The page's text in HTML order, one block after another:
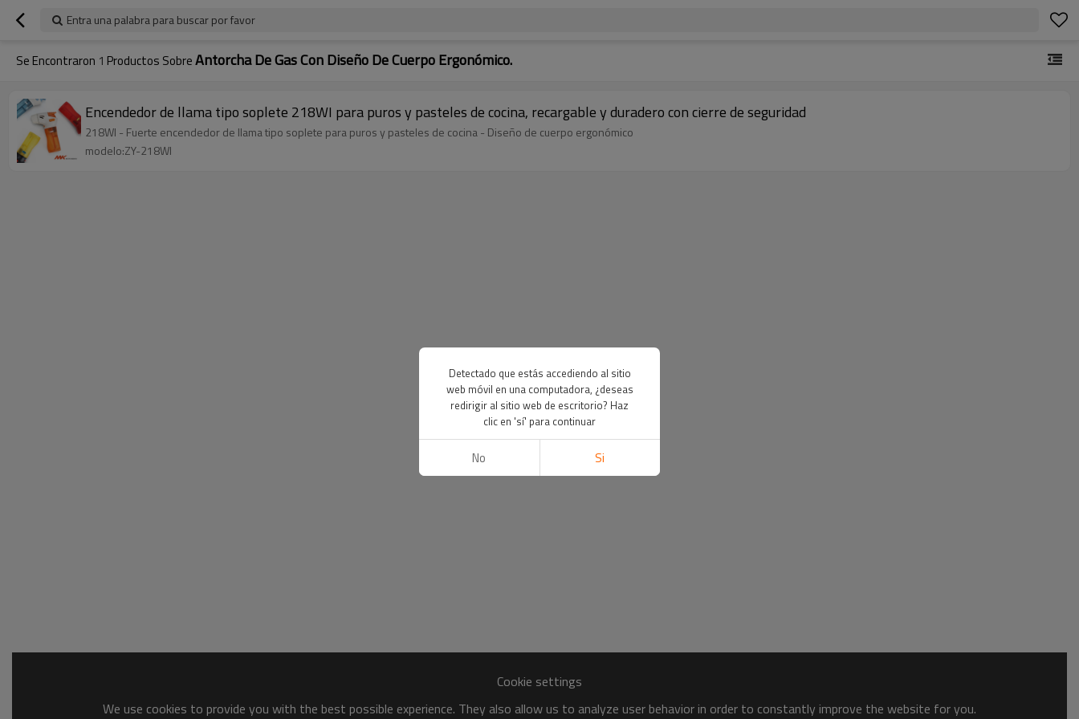
Entra una palabra para buscar por favor
Se Encontraron 1 Productos SobreAntorcha De Gas Con Diseño De Cuerpo Ergonómico.
Encendedor de llama tipo soplete 218WI para puros y pasteles de cocina, recargable y duradero con cierre de seguridad
218WI - Fuerte encendedor de llama tipo soplete para puros y pasteles de cocina - Diseño de cuerpo ergonómico
modelo:ZY-218WI
Cookie settings
We use cookies to provide you with the best possible experience. They also allow us to analyze user behavior in order to constantly improve the website for you.
Detectado que estás accediendo al sitio
web móvil en una computadora, ¿deseas
redirigir al sitio web de escritorio? Haz
clic en 'sí' para continuar
No Si